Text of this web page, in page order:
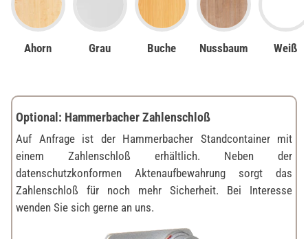
Ahorn Grau Buche Nussbaum Weiß
Optional: Hammerbacher Zahlenschloß
Auf Anfrage ist der Hammerbacher Standcontainer mit
einem Zahlenschloß erhältlich. Neben der
datenschutzkonformen Aktenaufbewahrung sorgt das
Zahlenschloß für noch mehr Sicherheit. Bei Interesse
wenden Sie sich gerne an uns.